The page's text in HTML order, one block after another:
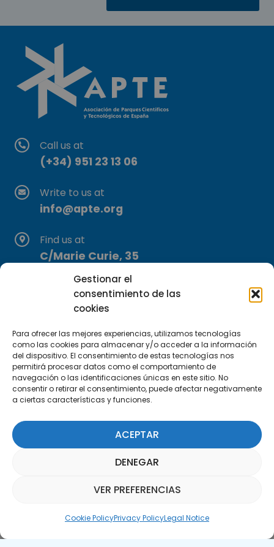
Gestionar el
consentimiento de las
cookies
Para ofrecer las mejores experiencias, utilizamos tecnologías
como las cookies para almacenar y/o acceder a la información
del dispositivo. El consentimiento de estas tecnologías nos
permitirá procesar datos como el comportamiento de
navegación o las identificaciones únicas en este sitio. No
consentir o retirar el consentimiento, puede afectar negativamente
a ciertas características y funciones.
ACEPTAR
DENEGAR
VER PREFERENCIAS
Cookie PolicyPrivacy PolicyLegal Notice
Call us at
(+34) 951 23 13 06
Write to us at
info@apte.org
Find us at
C/Marie Curie, 35
29590 Campanillas, Málaga
Subscribe to our Newsletter
SUBSCRIBE HERE